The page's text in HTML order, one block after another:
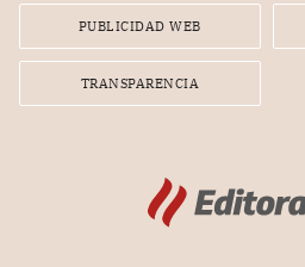
PUBLICIDAD WEB
TRANSPARENCIA